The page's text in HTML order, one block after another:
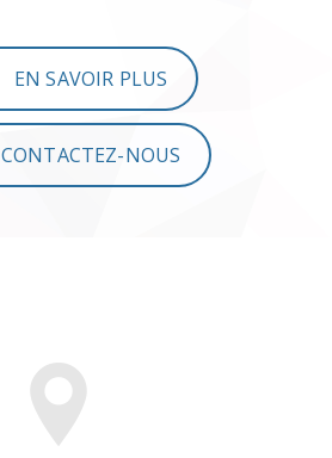
EN SAVOIR PLUS
CONTACTEZ-NOUS